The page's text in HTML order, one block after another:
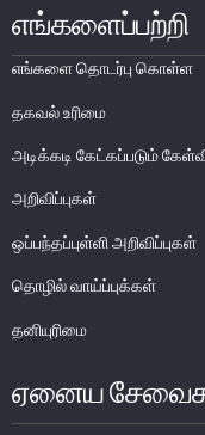
நாணயக் கொள்கை
எங்களைப்பற்றி
எங்களை தொடர்பு கொள்ள
தகவல் உரிமை
அடிக்கடி கேட்கப்படும்
அறிவிப்புகள்
ஒப்பந்தப்புள்ளி அறிவிப்புகள்
தொழில் வாய்ப்புக்கள்
தனியுரிமை
ஏனைய